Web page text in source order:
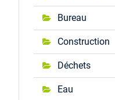
Bureau
Construction
Déchets
Eau